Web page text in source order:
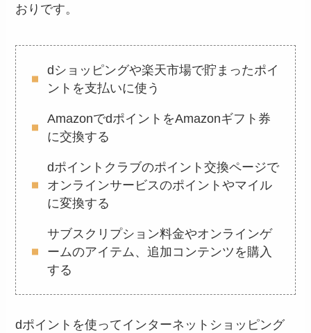
おりです。
dショッピングや楽天市場で貯まったポイ
ントを支払いに使う
AmazonでdポイントをAmazonギフト券
に交換する
dポイントクラブのポイント交換ページで
オンラインサービスのポイントやマイル
に変換する
サブスクリプション料金やオンラインゲ
ームのアイテム、追加コンテンツを購入
する
dポイントを使ってインターネットショッピング